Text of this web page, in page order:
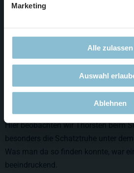
Marketing
Alle zulassen
Auswahl
Ablehnen
Hier beobachten wir Thorsten beim
besonders die Schatztruhe unter
Was man da so finden konnte, war
beeindruckend.